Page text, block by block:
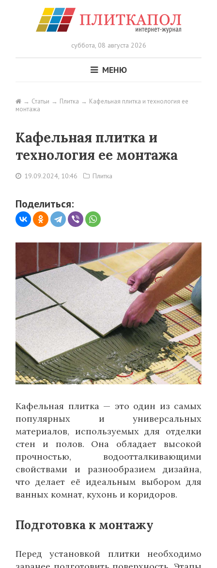
суббота,08 августа 2026
МЕНЮ
Статьи Плитка
Кафельная плитка и технология ее
монтажа
Кафельная плитка и
технология ее монтажа
19.09.2024, 10:46 Плитка
Поделиться:
Кафельная плитка — это один из самых
популярных и универсальных
материалов, используемых для отделки
стен и полов. Она обладает высокой
прочностью, водоотталкивающими
свойствами и разнообразием дизайна,
что делает её идеальным выбором для
ванных комнат, кухонь и коридоров.
Подготовка к монтажу
Перед установкой плитки необходимо